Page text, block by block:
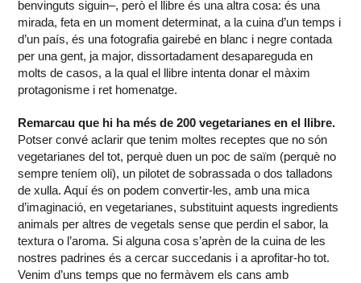
benvinguts siguin–, però el llibre és una altra cosa: és una
mirada, feta en un moment determinat, a la cuina d’un temps i
d’un país, és una fotografia gairebé en blanc i negre contada
per una gent, ja major, dissortadament desapareguda en
molts de casos, a la qual el llibre intenta donar el màxim
protagonisme i ret homenatge.
Remarcau que hi ha més de 200 vegetarianes en el llibre.
Potser convé aclarir que tenim moltes receptes que no són
vegetarianes del tot, perquè duen un poc de saïm (perquè no
sempre teníem oli), un pilotet de sobrassada o dos talladons
de xulla. Aquí és on podem convertir-les, amb una mica
d’imaginació, en vegetarianes, substituint aquests ingredients
animals per altres de vegetals sense que perdin el sabor, la
textura o l’aroma. Si alguna cosa s’aprèn de la cuina de les
nostres padrines és a cercar succedanis i a aprofitar-ho tot.
Venim d’uns temps que no fermàvem els cans amb